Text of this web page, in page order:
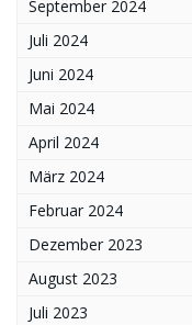
September 2024
Juli 2024
Juni 2024
Mai 2024
April 2024
März 2024
Februar 2024
Dezember 2023
August 2023
Juli 2023